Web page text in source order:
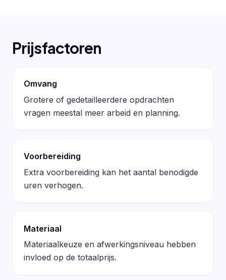
Prijsfactoren
Omvang
Grotere of gedetailleerdere opdrachten
vragen meestal meer arbeid en planning.
Voorbereiding
Extra voorbereiding kan het aantal benodigde
uren verhogen.
Materiaal
Materiaalkeuze en afwerkingsniveau hebben
invloed op de totaalprijs.